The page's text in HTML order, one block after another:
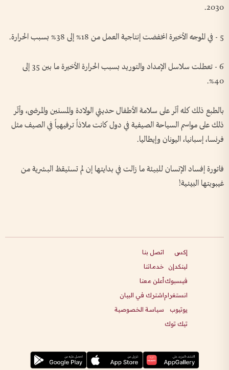
2030.
5 - في الموجه الأخيرة انخفضت إنتاجية العمل من 18% إلى 38% بسبب الحرارة.
6 - تعطلت سلاسل الإمداد والتوريد بسبب الحرارة الأخيرة ما بين 35 إلى
40%.
بالطبع ذلك كله أثّر على سلامة الأطفال حديثي الولادة والمسنين والمرضى، وأثّر
ذلك على مواسم السياحة الصيفية في دول كانت ملاذاً ترفيهياً في الصيف مثل
فرنسا، إسبانيا، اليونان وإيطاليا.
فاتورة إفساد الإنسان للبيئة ما زالت في بدايتها إن لم تستيقظ البشرية من
غيبوبتها البيئية!
إكس
لينكدإن
فيسبوك
انستغرام
يوتيوب
تيك توك
اتصل بنا
خدماتنا
أعلن معنا
اشترك في البيان
سياسة الخصوصية